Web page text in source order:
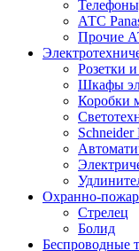
АТС
Прочие
Розетки
Шкафы
Коробки
Schneider
Охранно-
Стрелец
Болид
Беспроводные